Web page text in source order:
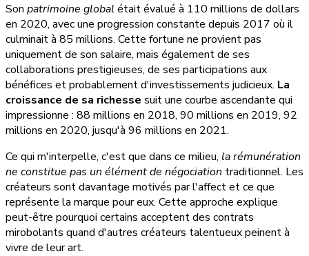
Son patrimoine global était évalué à 110 millions de dollars
en 2020, avec une progression constante depuis 2017 où il
culminait à 85 millions. Cette fortune ne provient pas
uniquement de son salaire, mais également de ses
collaborations prestigieuses, de ses participations aux
bénéfices et probablement d'investissements judicieux. La
croissance de sa richesse suit une courbe ascendante qui
impressionne : 88 millions en 2018, 90 millions en 2019, 92
millions en 2020, jusqu'à 96 millions en 2021.
Ce qui m'interpelle, c'est que dans ce milieu, la rémunération
ne constitue pas un élément de négociation traditionnel. Les
créateurs sont davantage motivés par l'affect et ce que
représente la marque pour eux. Cette approche explique
peut-être pourquoi certains acceptent des contrats
mirobolants quand d'autres créateurs talentueux peinent à
vivre de leur art.